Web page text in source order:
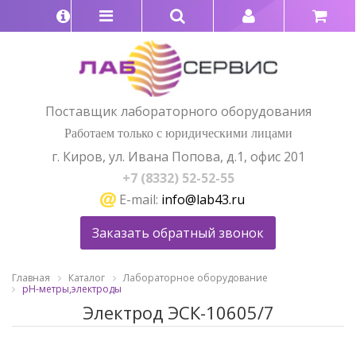
Поставщик лабораторного оборудования
Работаем только с юридическими лицами
г. Киров, ул. Ивана Попова, д.1, офис 201
+7 (8332) 52-52-55
E-mail: info@lab43.ru
Заказать обратный звонок
Главная Каталог
Лабораторное оборудование
pH-метры,электроды
Электрод ЭСК-10605/7